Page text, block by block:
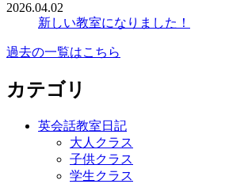
2026.04.02
新しい教室になりました！
過去の一覧はこちら
カテゴリ
英会話教室日記
大人クラス
子供クラス
学生クラス